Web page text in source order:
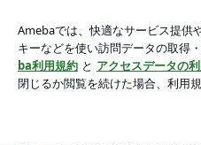
ィンおばけのかぼちゃパイ❤ |
「しゃなママとだんご３兄弟
eba
アプリをダウンロードして ブロ
ょう。